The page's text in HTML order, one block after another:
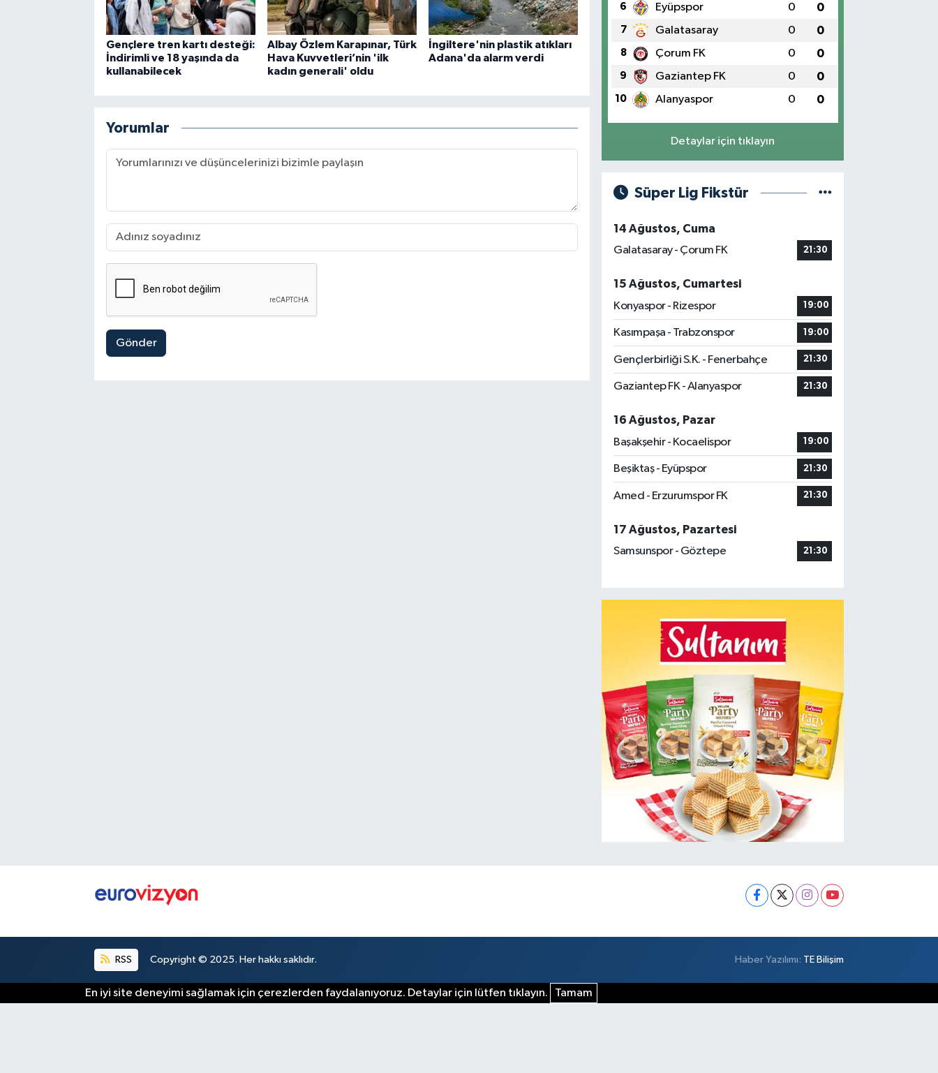
Gençlere tren kartı desteği:
İndirimli ve 18 yaşında da
kullanabilecek
Albay Özlem Karapınar, Türk
Hava Kuvvetleri’nin 'ilk
kadın generali' oldu
İngiltere'nin plastik atıkları
Adana'da alarm verdi
Yorumlar
Gönder
6 Eyüpspor 0 0
7 Galatasaray 0 0
8 Çorum FK 0 0
9 Gaziantep FK 0 0
10 Alanyaspor 0 0
Detaylar için tıklayın
Süper Lig Fikstür
14 Ağustos, Cuma
Galatasaray - Çorum FK
21:30
15 Ağustos, Cumartesi
Konyaspor - Rizespor
19:00
Kasımpaşa - Trabzonspor 19:00
Gençlerbirliği S.K. - Fenerbahçe 21:30
Gaziantep FK - Alanyaspor 21:30
16 Ağustos, Pazar
Başakşehir - Kocaelispor
19:00
Beşiktaş - Eyüpspor 21:30
Amed - Erzurumspor FK 21:30
17 Ağustos, Pazartesi
Samsunspor - Göztepe
21:30
RSS Copyright © 2025. Her hakkı saklıdır. Haber Yazılımı: TE Bilişim
En iyi site deneyimi sağlamak için çerezlerden faydalanıyoruz. Detaylar için lütfen tıklayın. Tamam